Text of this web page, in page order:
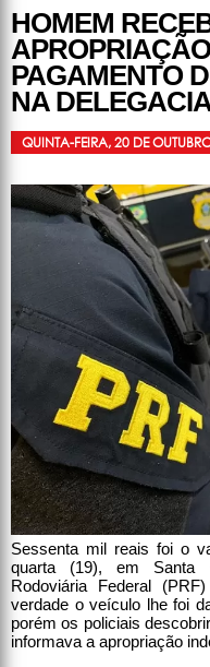
HOMEM
PAGAMENTO
NA
QUINTA-FEIRA, 20 DE
Sessenta mil reais foi o
quarta (19), em Santa
Rodoviária Federal
verdade o veículo lhe foi
porém os policiais
informava a apropriação